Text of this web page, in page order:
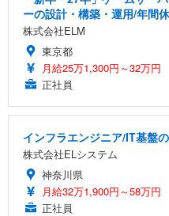
ーの設計・構築・運用/年間
株式会社ELM
東京都
月給25万1,300円～32万円
正社員
インフラエンジニア/IT基盤
株式会社ELシステム
神奈川県
月給32万1,900円～58万円
正社員